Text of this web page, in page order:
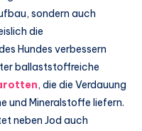
sondern auch
die
Hundes verbessern
ballaststoffreiche
, die die Verdauung
und Mineralstoffe liefern.
neben Jod auch